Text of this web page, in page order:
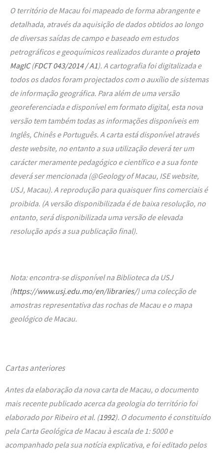
O território de Macau foi mapeado de forma abrangente e
detalhada, através da aquisição de dados obtidos ao longo
de diversas saídas de campo e baseado em estudos
petrográficos e geoquímicos realizados durante o projeto
MagIC(FDCT 043/2014 / A1). A cartografia foi digitalizada e
todos os dados foram projectados com o auxílio de sistemas
de informação geográfica. Para além de uma versão
georeferenciada e disponível em formato digital, esta nova
versão tem também todas as informações disponíveis em
Inglês, Chinês e Português. A carta está disponível através
deste website, no entanto a sua utilização deverá ter um
carácter meramente pedagógico e científico e a sua fonte
deverá ser mencionada (@Geology of Macau, ISE website,
USJ, Macau). A reprodução para quaisquer fins comerciais é
proibida. (A versão disponibilizada é de baixa resolução, no
entanto, será disponibilizada uma versão de elevada
resolução após a sua publicação final).
Nota: encontra-se disponível na Biblioteca da USJ
(https://www.usj.edu.mo/en/libraries/) uma colecção de
amostras representativa das rochas de Macau e o mapa
geológico de Macau.
Cartas anteriores
Antes da elaboração da nova carta de Macau, o documento
mais recente publicado acerca da geologia do território foi
elaborado por Ribeiro et al. (1992). O documento é constituído
pela Carta Geológica de Macau à escala de 1: 5000 e
acompanhado pela sua notícia explicativa, e foi editado pelos